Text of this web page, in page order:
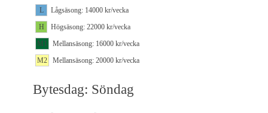
L
Lågsäsong: 14000 kr/vecka
H
Högsäsong: 22000 kr/vecka
M1
Mellansäsong: 16000 kr/vecka
M2
Mellansäsong: 20000 kr/vecka
Bytesdag: Söndag